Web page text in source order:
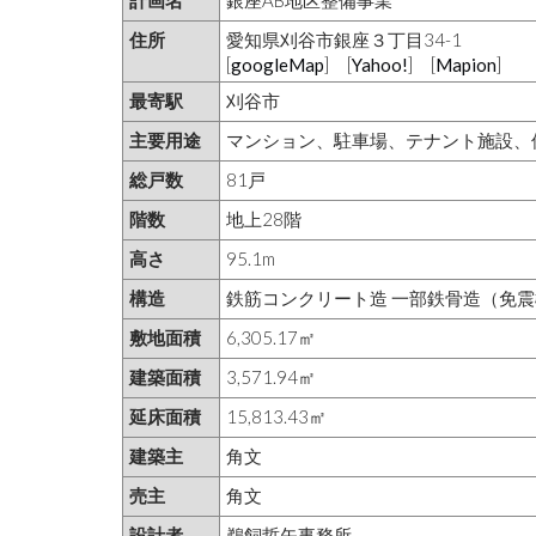
住所
愛知県刈谷市銀座３丁目34-1
[googleMap] [Yahoo!] [Mapion]
最寄駅
刈谷市
主要用途
マンション、駐車場、テナント施設
総戸数
81戸
階数
地上28階
高さ
95.1m
構造
鉄筋コンクリート造 一部鉄骨造（免震
敷地面積
6,305.17㎡
建築面積
3,571.94㎡
延床面積
15,813.43㎡
建築主
角文
売主
角文